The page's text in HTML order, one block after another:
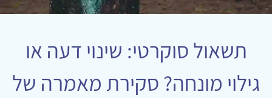
תשאול סוקרטי: שינוי דעה או
גילוי מונחה? סקירת מאמרה של